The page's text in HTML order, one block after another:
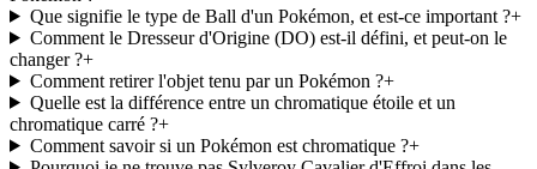
Que signifie le type de Ball d'un Pokémon, et est-ce important ?+
Comment le Dresseur d'Origine (DO) est-il défini, et peut-on le
changer ?+
Comment retirer l'objet tenu par un Pokémon ?+
Quelle est la différence entre un chromatique étoile et un
chromatique carré ?+
Comment savoir si un Pokémon est chromatique ?+